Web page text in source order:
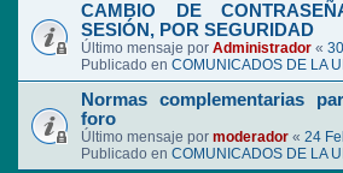
CAMBIO DE
SESIÓN, POR SEGURIDAD
Último mensaje por Administrador «
Publicado en COMUNICADOS DE LA
Normas complementarias
foro
Último mensaje por moderador « 24
Publicado en COMUNICADOS DE LA